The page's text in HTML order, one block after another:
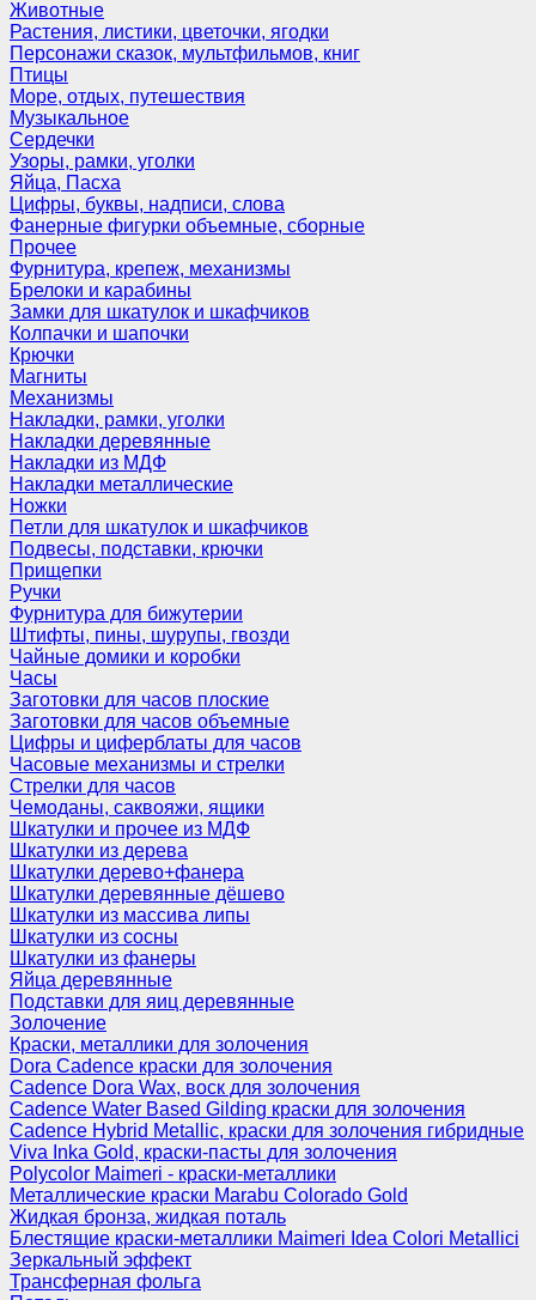
Животные
Растения, листики, цветочки, ягодки
Персонажи сказок, мультфильмов, книг
Птицы
Море, отдых, путешествия
Музыкальное
Сердечки
Узоры, рамки, уголки
Яйца, Пасха
Цифры, буквы, надписи, слова
Фанерные фигурки объемные, сборные
Прочее
Фурнитура, крепеж, механизмы
Брелоки и карабины
Замки для шкатулок и шкафчиков
Колпачки и шапочки
Крючки
Магниты
Механизмы
Накладки, рамки, уголки
Накладки деревянные
Накладки из МДФ
Накладки металлические
Ножки
Петли для шкатулок и шкафчиков
Подвесы, подставки, крючки
Прищепки
Ручки
Фурнитура для бижутерии
Штифты, пины, шурупы, гвозди
Чайные домики и коробки
Часы
Заготовки для часов плоские
Заготовки для часов объемные
Цифры и циферблаты для часов
Часовые механизмы и стрелки
Стрелки для часов
Чемоданы, саквояжи, ящики
Шкатулки и прочее из МДФ
Шкатулки из дерева
Шкатулки дерево+фанера
Шкатулки деревянные дёшево
Шкатулки из массива липы
Шкатулки из сосны
Шкатулки из фанеры
Яйца деревянные
Подставки для яиц деревянные
Золочение
Краски, металлики для золочения
Dora Cadence краски для золочения
Cadence Dora Wax, воск для золочения
Cadence Water Based Gilding краски для золочения
Cadence Hybrid Metallic, краски для золочения гибридные
Viva Inka Gold, краски-пасты для золочения
Polycolor Maimeri - краски-металлики
Металлические краски Marabu Colorado Gold
Жидкая бронза, жидкая поталь
Блестящие краски-металлики Maimeri Idea Colori Metallici
Зеркальный эффект
Трансферная фольга